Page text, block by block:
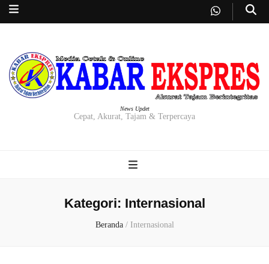
News Updet
Cepat, Akurat, Tajam & Terpercaya
Kategori: Internasional
Beranda / Internasional